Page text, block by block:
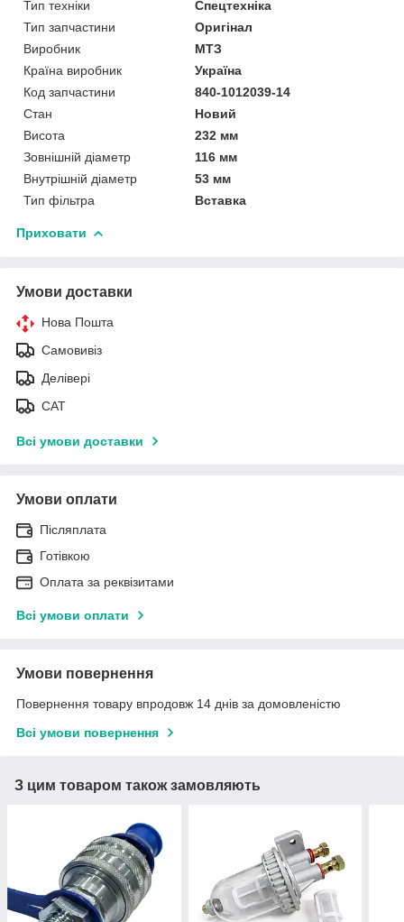
Тип техніки
Спецтехніка
Тип запчастини
Оригінал
Виробник
МТЗ
Країна виробник
Україна
Код запчастини
840-1012039-14
Стан
Новий
Висота
232 мм
Зовнішній діаметр
116 мм
Внутрішній діаметр
53 мм
Тип фільтра
Вставка
Приховати
Умови доставки
Нова Пошта
Самовивіз
Делівері
САТ
Всі умови доставки
Умови оплати
Післяплата
Готівкою
Оплата за реквізитами
Всі умови оплати
Умови повернення
Повернення товару впродовж 14 днів за домовленістю
Всі умови повернення
З цим товаром також замовляють